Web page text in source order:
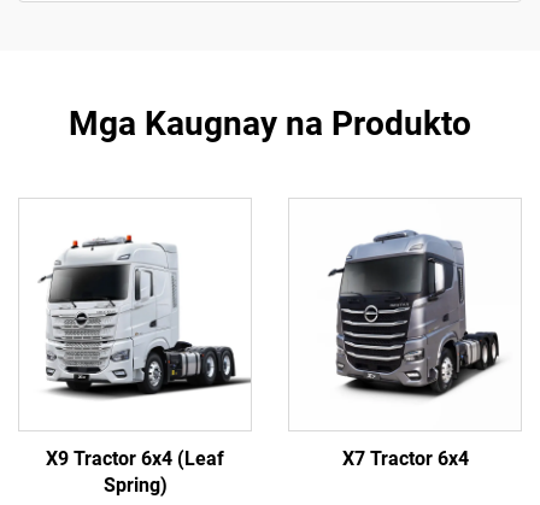
Mga Kaugnay na Produkto
X9 Tractor 6x4 (Leaf
Spring)
X7 Tractor 6x4